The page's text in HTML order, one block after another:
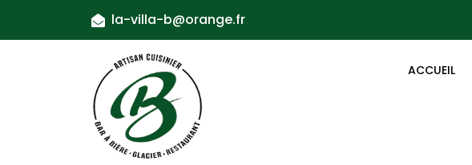
la-villa-b@orange.fr
ACCUEIL